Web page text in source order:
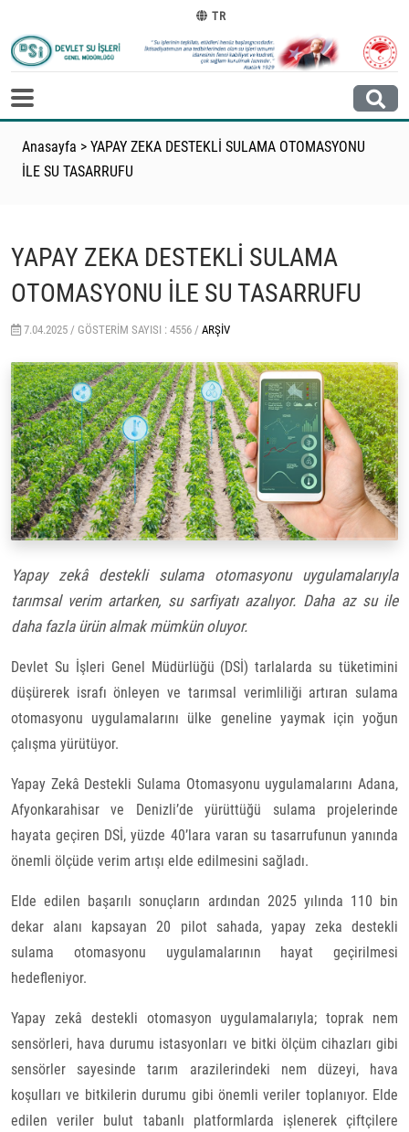
TR
Anasayfa > YAPAY ZEKA DESTEKLİ SULAMA OTOMASYONU
İLE SU TASARRUFU
YAPAY ZEKA DESTEKLİ SULAMA
OTOMASYONU İLE SU TASARRUFU
7.04.2025 / GÖSTERIM SAYISI : 4556 / ARŞIV
Yapay zekâ destekli sulama otomasyonu uygulamalarıyla
tarımsal verim artarken, su sarfiyatı azalıyor. Daha az su ile
daha fazla ürün almak mümkün oluyor.
Devlet Su İşleri Genel Müdürlüğü (DSİ) tarlalarda su tüketimini
düşürerek israfı önleyen ve tarımsal verimliliği artıran sulama
otomasyonu uygulamalarını ülke geneline yaymak için yoğun
çalışma yürütüyor.
Yapay Zekâ Destekli Sulama Otomasyonu uygulamalarını Adana,
Afyonkarahisar ve Denizli’de yürüttüğü sulama projelerinde
hayata geçiren DSİ, yüzde 40’lara varan su tasarrufunun yanında
önemli ölçüde verim artışı elde edilmesini sağladı.
Elde edilen başarılı sonuçların ardından 2025 yılında 110 bin
dekar alanı kapsayan 20 pilot sahada, yapay zeka destekli
sulama otomasyonu uygulamalarının hayat geçirilmesi
hedefleniyor.
Yapay zekâ destekli otomasyon uygulamalarıyla; toprak nem
sensörleri, hava durumu istasyonları ve bitki ölçüm cihazları gibi
sensörler sayesinde tarım arazilerindeki nem düzeyi, hava
koşulları ve bitkilerin durumu gibi önemli veriler toplanıyor. Elde
edilen veriler bulut tabanlı platformlarda işlenerek çiftçilere